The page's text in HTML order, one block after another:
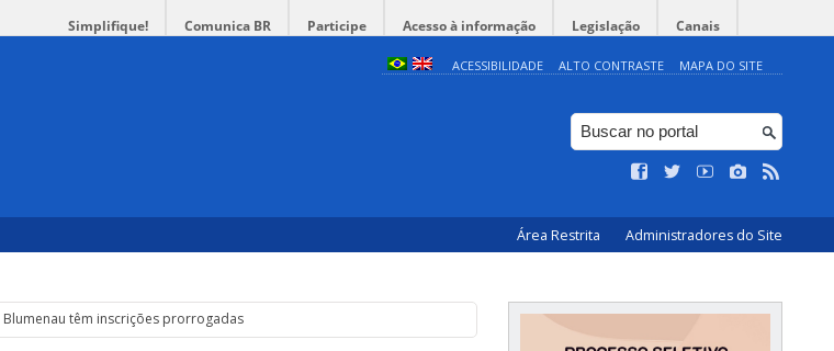
Simplifique! Comunica BR Participe Acesso à informação Legislação Canais
ACESSIBILIDADE ALTO CONTRASTE MAPA DO SITE
Área Restrita Administradores do Site
Blumenau têm inscrições prorrogadas